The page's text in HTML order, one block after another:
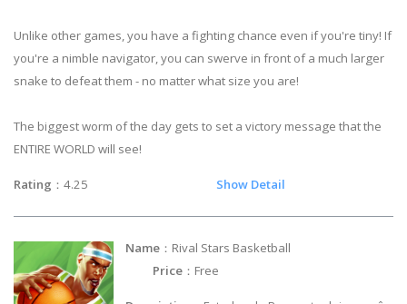
Unlike other games, you have a fighting chance even if you're tiny! If
you're a nimble navigator, you can swerve in front of a much larger
snake to defeat them - no matter what size you are!
The biggest worm of the day gets to set a victory message that the
ENTIRE WORLD will see!
Rating ：4.25 Show Detail
Name ：Rival Stars Basketball
Price ：Free